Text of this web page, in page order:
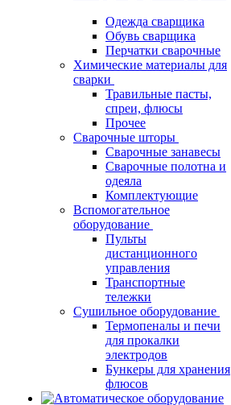
Одежда сварщика
Обувь сварщика
Перчатки сварочные
Химические материалы для
сварки
Травильные пасты,
спреи, флюсы
Прочее
Сварочные шторы
Сварочные занавесы
Сварочные полотна и
одеяла
Комплектующие
Вспомогательное
оборудование
Пульты
дистанционного
управления
Транспортные
тележки
Сушильное оборудование
Термопеналы и печи
для прокалки
электродов
Бункеры для хранения
флюсов